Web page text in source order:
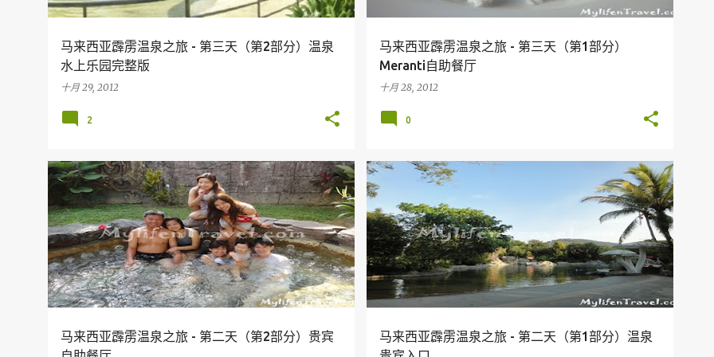
马来西亚霹雳温泉之旅 - 第三天（第2部分）温泉
水上乐园完整版
十月 29, 2012
2
马来西亚霹雳温泉之旅 - 第三天（第1部分）
Meranti自助餐厅
十月 28, 2012
0
马来西亚霹雳温泉之旅 - 第二天（第2部分）贵宾
假期 旅行 马来西亚旅游胜地 美食 PERAK
马来西亚霹雳温泉之旅 - 第二天（第1部分）温泉
旅行